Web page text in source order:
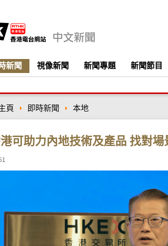
新聞 視像新聞 新聞專題 新聞節目
頁 即時新聞 本地
可助力內地技術及產品 找對場